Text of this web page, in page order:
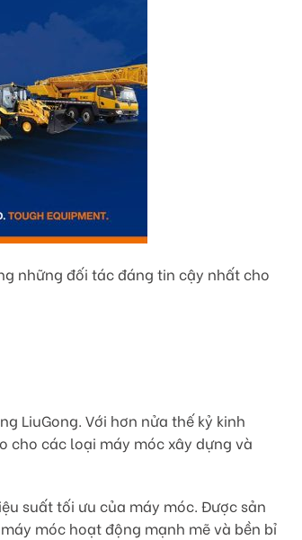
những đối tác đáng tin cậy nhất cho
LiuGong. Với hơn nửa thế kỷ kinh
cho các loại máy móc xây dựng và
suất tối ưu của máy móc. Được sản
móc hoạt động mạnh mẽ và bền bỉ